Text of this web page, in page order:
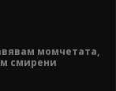
момчетата,
смирени